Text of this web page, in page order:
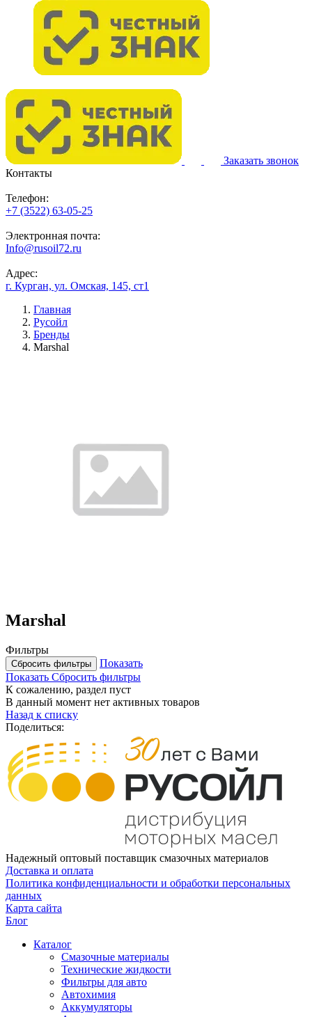
Заказать звонок
Контакты
Телефон:
+7 (3522) 63-05-25
Электронная почта:
Info@rusoil72.ru
Адрес:
г. Курган, ул. Омская, 145, ст1
Главная
Русойл
Бренды
Marshal
Marshal
Фильтры
Сбросить фильтры
Показать
Показать Сбросить фильтры
К сожалению, раздел пуст
В данный момент нет активных товаров
Назад к списку
Поделиться:
Надежный оптовый поставщик смазочных материалов
Доставка и оплата
Политика конфиденциальности и обработки персональных
данных
Карта сайта
Блог
Каталог
Смазочные материалы
Технические жидкости
Фильтры для авто
Автохимия
Аккумуляторы